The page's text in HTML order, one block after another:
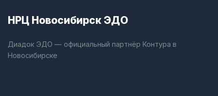
НРЦ Новосибирск ЭДО
Диадок ЭДО — официальный партнёр Контура в
Новосибирске